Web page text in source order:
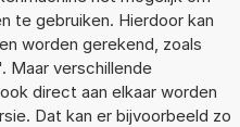
te gebruiken. Hierdoor kan
worden gerekend, zoals
Maar verschillende
direct aan elkaar worden
Dat kan er bijvoorbeeld zo